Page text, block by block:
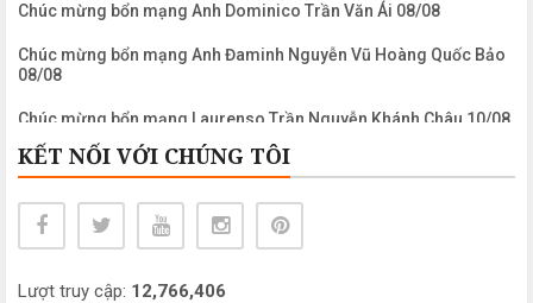
Chúc mừng bổn mạng Anh Dominico Trần Văn Ái 08/08
Chúc mừng bổn mạng Anh Đaminh Nguyễn Vũ Hoàng Quốc Bảo
08/08
Chúc mừng bổn mạng Laurenso Trần Nguyễn Khánh Châu 10/08
Chúc mừng bổn mạng Anh Laurenso Nguyễn Ngọc Biển 10/08
Chúc mừng bổn mạng Chị Maria Clara Phạm Mỹ Khanh 11/08
Chúc mừng bổn mạng Anh Maximiliano Mariakolbe Nguyễn
KẾT NỐI VỚI CHÚNG TÔI
Lượt truy cập: 12,766,406